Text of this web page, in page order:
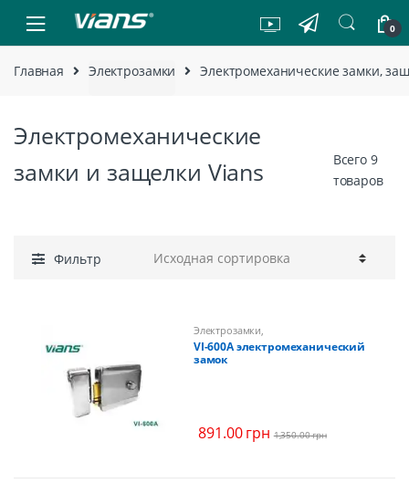
Skip to navigation
Skip to content
0
Главная Электрозамки Электромеханические замки,
Электромеханические
замки и защелки Vians
Всего 9
товаров
Фильтр
Электрозамки,
Электромеханические замки,
защелки
VI-600A электромеханический
замок
891.00грн 1,350.00грн